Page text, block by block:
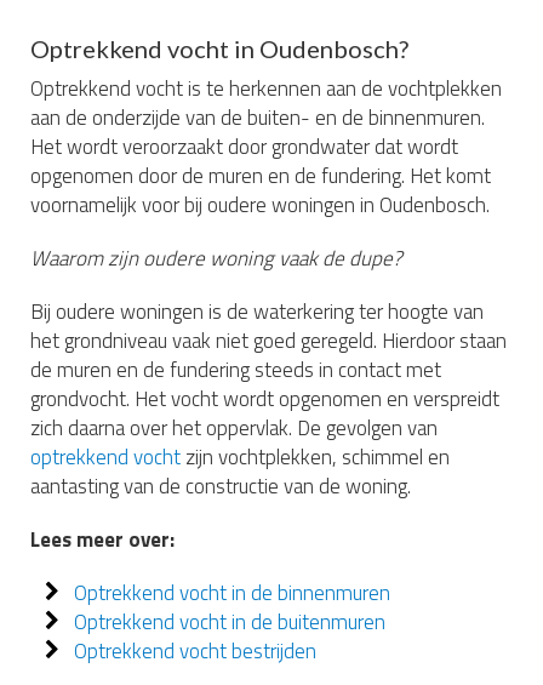
Optrekkend vocht in Oudenbosch?
Optrekkend vocht is te herkennen aan de vochtplekken
aan de onderzijde van de buiten- en de binnenmuren.
Het wordt veroorzaakt door grondwater dat wordt
opgenomen door de muren en de fundering. Het komt
voornamelijk voor bij oudere woningen in Oudenbosch.
Waarom zijn oudere woning vaak de dupe?
Bij oudere woningen is de waterkering ter hoogte van
het grondniveau vaak niet goed geregeld. Hierdoor staan
de muren en de fundering steeds in contact met
grondvocht. Het vocht wordt opgenomen en verspreidt
zich daarna over het oppervlak. De gevolgen van
optrekkend vochtzijn vochtplekken, schimmel en
aantasting van de constructie van de woning.
Lees meer over:
Optrekkend vocht in de binnenmuren
Optrekkend vocht in de buitenmuren
Optrekkend vocht bestrijden